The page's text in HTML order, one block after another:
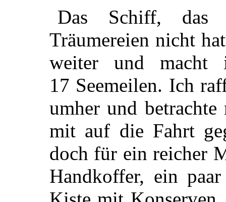
Das Schiff, das
Träumereien nicht
weiter und macht
17 Seemeilen. Ich
umher und
mit auf die Fahrt
doch für ein reicher
Handkoffer, ein